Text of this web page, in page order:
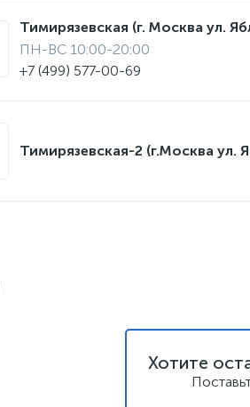
Тимирязевская (г. Москва ул.
ПН-ВС 10:00-20:00
+7 (499) 577-00-69
Тимирязевская-2 (г.Москва ул.
Хотите